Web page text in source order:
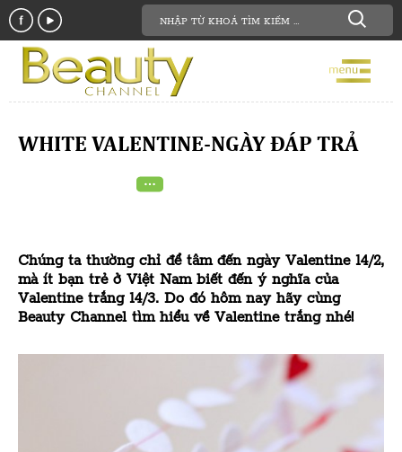
WHITE VALENTINE-NGÀY ĐÁP TRẢ
Chúng ta thường chỉ để tâm đến ngày Valentine 14/2,
mà ít bạn trẻ ở Việt Nam biết đến ý nghĩa của
Valentine trắng 14/3. Do đó hôm nay hãy cùng
Beauty Channel tìm hiểu về Valentine trắng nhé!